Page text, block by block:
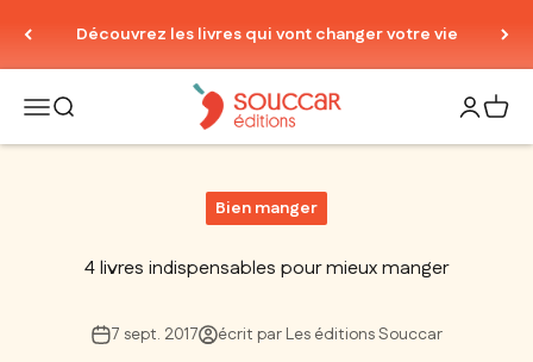
Découvrez les livres qui vont changer votre vie
Ouvrir la navigation
Ouvrir la rechercheThierry Souccar Editions Ouvrir
Voir
Bien manger
4 livres indispensables pour mieux manger
7 sept. 2017 écrit par Les éditions Souccar